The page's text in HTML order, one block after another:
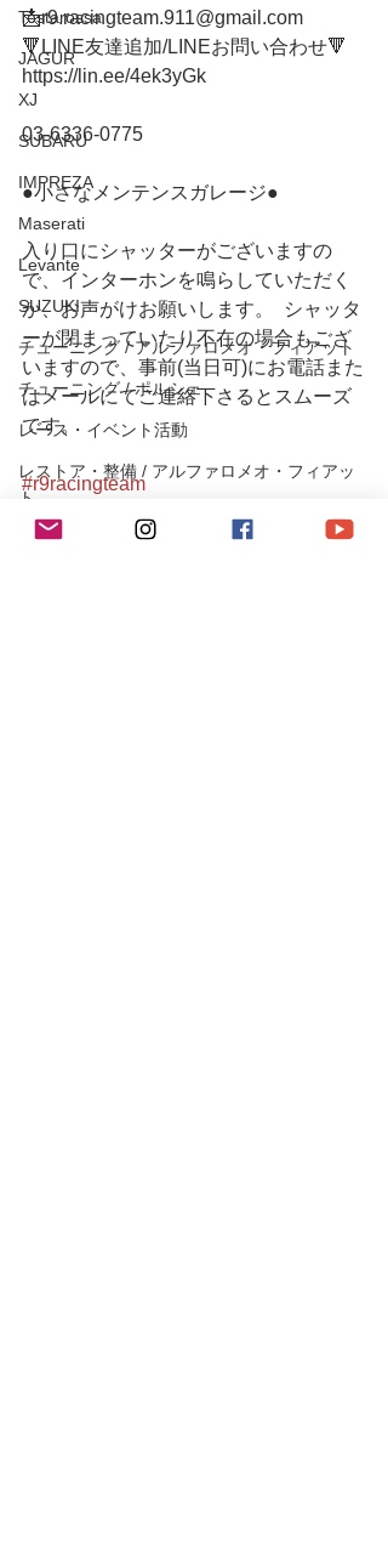
Testarossa
JAGUR
XJ
SUBARU
IMPREZA
Maserati
Levante
SUZUKI
チューニング / アルファロメオ・フィアット
チューニング / ポルシェ
レース・イベント活動
レストア・整備 / アルファロメオ・フィアッ
ト
レストア・整備/ ポルシェ
📩r9.racingteam.911@gmail.com
🔻LINE友達追加/LINEお問い合わせ🔻
https://lin.ee/4ek3yGk
03-6336-0775
●小さなメンテンスガレージ●
入り口にシャッターがございますの
で、インターホンを鳴らしていただく
か、お声がけお願いします。  シャッタ
ーが閉まっていたり不在の場合もござ
いますので、事前(当日可)にお電話また
はメールにてご連絡下さるとスムーズ
です。
#r9racingteam
#r9レーシング